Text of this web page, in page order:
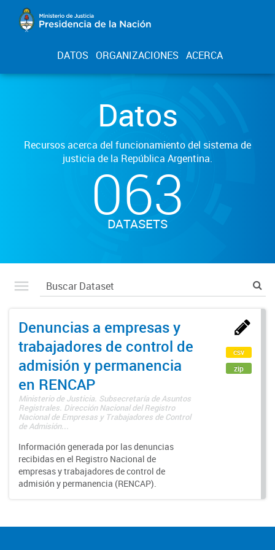
DATOS ORGANIZACIONES ACERCA
Datos
Recursos acerca del funcionamiento del sistema de
justicia de la República Argentina.
063
DATASETS
Denuncias a empresas y
trabajadores de control de
admisión y permanencia
en RENCAP
Ministerio de Justicia. Subsecretaría de Asuntos
Registrales. Dirección Nacional del Registro
Nacional de Empresas y Trabajadores de Control
de Admisión...
Información generada por las denuncias
recibidas en el Registro Nacional de
empresas y trabajadores de control de
admisión y permanencia (RENCAP).
csv
zip